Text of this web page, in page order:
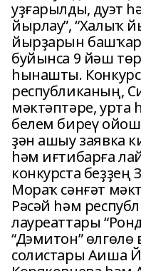
уҙғарылды, дуэт
йырлау”, “Халыҡ
йырҙарын
буйынса 9 йәш
һынашты.
республиканың,
мәктәптәре,
белем биреү
ҙән ашыу заявка
һәм иғтибарға
конкурста
Мораҡ сәнғәт
Рәсәй һәм
лауреаттары
“Дэмитон” өлгөлө
солистары Аиша